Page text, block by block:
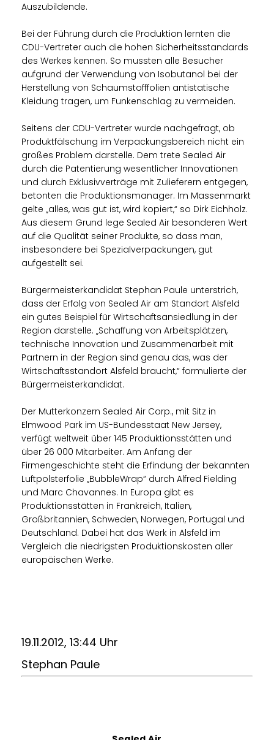
Auszubildende.
Bei der Führung durch die Produktion lernten die
CDU-Vertreter auch die hohen Sicherheitsstandards
des Werkes kennen. So mussten alle Besucher
aufgrund der Verwendung von Isobutanol bei der
Herstellung von Schaumstofffolien antistatische
Kleidung tragen, um Funkenschlag zu vermeiden.
Seitens der CDU-Vertreter wurde nachgefragt, ob
Produktfälschung im Verpackungsbereich nicht ein
großes Problem darstelle. Dem trete Sealed Air
durch die Patentierung wesentlicher Innovationen
und durch Exklusivverträge mit Zulieferern entgegen,
betonten die Produktionsmanager. Im Massenmarkt
gelte „alles, was gut ist, wird kopiert,“ so Dirk Eichholz.
Aus diesem Grund lege Sealed Air besonderen Wert
auf die Qualität seiner Produkte, so dass man,
insbesondere bei Spezialverpackungen, gut
aufgestellt sei.
Bürgermeisterkandidat Stephan Paule unterstrich,
dass der Erfolg von Sealed Air am Standort Alsfeld
ein gutes Beispiel für Wirtschaftsansiedlung in der
Region darstelle. „Schaffung von Arbeitsplätzen,
technische Innovation und Zusammenarbeit mit
Partnern in der Region sind genau das, was der
Wirtschaftsstandort Alsfeld braucht,“ formulierte der
Bürgermeisterkandidat.
Der Mutterkonzern Sealed Air Corp., mit Sitz in
Elmwood Park im US-Bundesstaat New Jersey,
verfügt weltweit über 145 Produktionsstätten und
über 26 000 Mitarbeiter. Am Anfang der
Firmengeschichte steht die Erfindung der bekannten
Luftpolsterfolie „BubbleWrap“ durch Alfred Fielding
und Marc Chavannes. In Europa gibt es
Produktionsstätten in Frankreich, Italien,
Großbritannien, Schweden, Norwegen, Portugal und
Deutschland. Dabei hat das Werk in Alsfeld im
Vergleich die niedrigsten Produktionskosten aller
europäischen Werke.
19.11.2012, 13:44 Uhr
Stephan Paule